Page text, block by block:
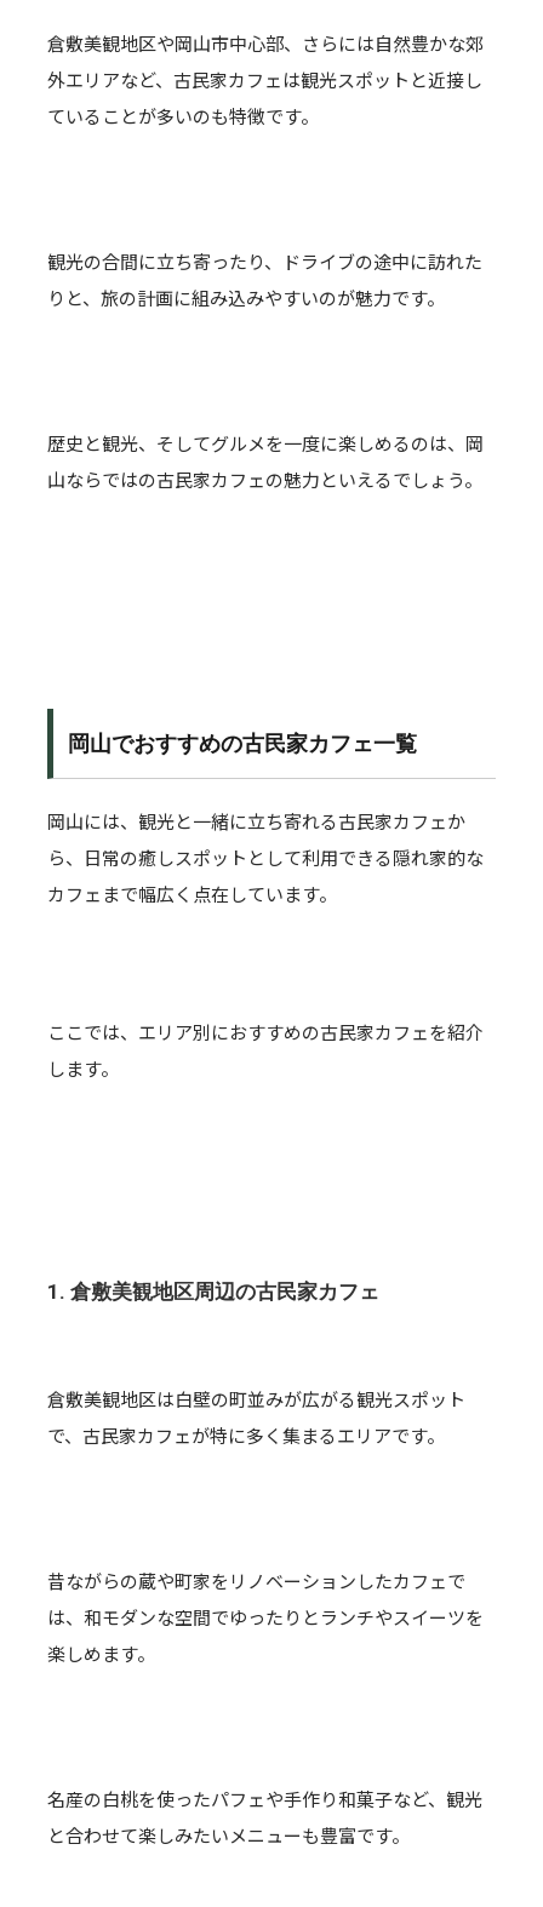
倉敷美観地区や岡山市中心部、さらには自然豊かな郊
外エリアなど、古民家カフェは観光スポットと近接し
ていることが多いのも特徴です。
観光の合間に立ち寄ったり、ドライブの途中に訪れた
りと、旅の計画に組み込みやすいのが魅力です。
歴史と観光、そしてグルメを一度に楽しめるのは、岡
山ならではの古民家カフェの魅力といえるでしょう。
岡山でおすすめの古民家カフェ一覧
岡山には、観光と一緒に立ち寄れる古民家カフェか
ら、日常の癒しスポットとして利用できる隠れ家的な
カフェまで幅広く点在しています。
ここでは、エリア別におすすめの古民家カフェを紹介
します。
1. 倉敷美観地区周辺の古民家カフェ
倉敷美観地区は白壁の町並みが広がる観光スポット
で、古民家カフェが特に多く集まるエリアです。
昔ながらの蔵や町家をリノベーションしたカフェで
は、和モダンな空間でゆったりとランチやスイーツを
楽しめます。
名産の白桃を使ったパフェや手作り和菓子など、観光
と合わせて楽しみたいメニューも豊富です。